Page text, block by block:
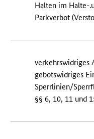
Halten im Halte-
Parkverbot
verkehrswidriges
gebotswidriges
Sperrlinien/
§§ 6, 10, 11 und